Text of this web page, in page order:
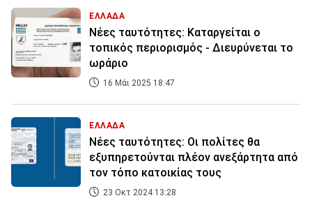
ΕΛΛΑΔΑ
Νέες ταυτότητες: Καταργείται ο
τοπικός περιορισμός - Διευρύνεται το
ωράριο
16 Μάι 2025 18:47
ΕΛΛΑΔΑ
Νέες ταυτότητες: Οι πολίτες θα
εξυπηρετούνται πλέον ανεξάρτητα από
τον τόπο κατοικίας τους
23 Οκτ 2024 13:28